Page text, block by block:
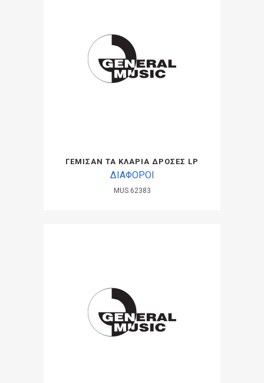
ΓΕΜΙΣΑΝ ΤΑ ΚΛΑΡΙΑ ΔΡΟΣΕΣ LP
ΔΙΑΦΟΡΟΙ
MUS.62383